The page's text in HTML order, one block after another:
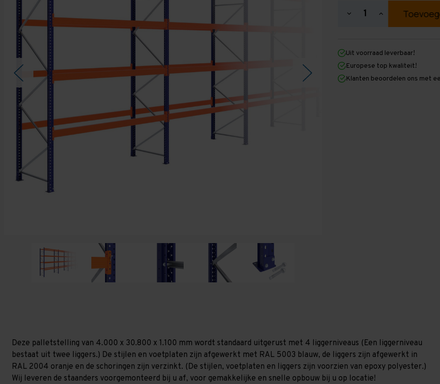
Hoeveelheid
4.000
mm
x
30.800
mm
Hoeveelheid
verhogen
4.000
mm
x
30.800
mm
Uit voorraad leverbaar!
Europese top kwaliteit!
Klanten beoordelen ons met
Deze palletstelling van 4.000 x 30.800 x 1.100 mm wordt standaard uitgerust met 4 liggerniveaus (Een liggerniveau
bestaat uit twee liggers.) De stijlen en voetplaten zijn afgewerkt met RAL 5003 blauw, de liggers zijn afgewerkt in
RAL 2004 oranje en de schoringen zijn verzinkt. (De stijlen, voetplaten en liggers zijn voorzien van epoxy polyester.)
Wij leveren de staanders voorgemonteerd bij u af, voor gemakkelijke en snelle opbouw bij u op locatie!